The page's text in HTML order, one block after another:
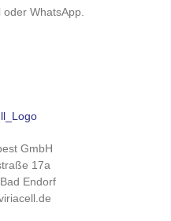
WhatsApp.
GmbH
17a
Endorf